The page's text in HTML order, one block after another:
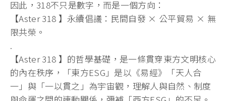
因此，318不只是數字，而是一個方向：
【Aster 318 】永續倡議：民間自發 × 公平貿易 × 無
限共榮。
.
【Aster 318 】的哲學基礎，是一條貫穿東方文明核心
的內在秩序，「東方ESG」是以《易經》「天人合
一」與「一以貫之」為宇宙觀，理解人與自然、制度